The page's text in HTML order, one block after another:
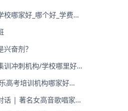
哪家好_哪个好_学费多
奋剂？
训冲刺机构/学校哪里好
高考培训机构哪家好
话 | 著名女高音歌唱家赵